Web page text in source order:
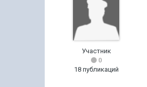
Участник
0
18 публикаций